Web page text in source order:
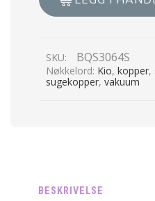
-
Small
2pk
antall
SKU: BQS3064S
Nøkkelord: Kio, kopper,
sugekopper, vakuum
BESKRIVELSE